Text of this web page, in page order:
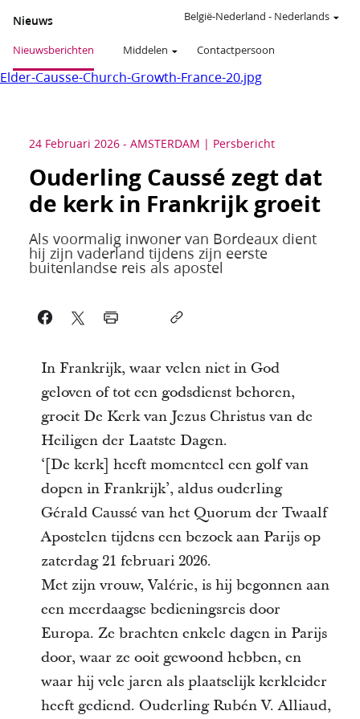
Nieuws
Nieuwsberichten Middelen Contactpersoon
België-Nederland - Nederlands
Elder-Causse-Church-Growth-France-20.jpg
24 Februari 2026 - AMSTERDAM Persbericht
Ouderling Caussé zegt dat
de kerk in Frankrijk groeit
Als voormalig inwoner van Bordeaux dient
hij zijn vaderland tijdens zijn eerste
buitenlandse reis als apostel
In Frankrijk, waar velen niet in God
geloven of tot een godsdienst behoren,
groeit De Kerk van Jezus Christus van de
Heiligen der Laatste Dagen.
‘[De kerk] heeft momenteel een golf van
dopen in Frankrijk’, aldus ouderling
Gérald Caussé van het Quorum der Twaalf
Apostelen tijdens een bezoek aan Parijs op
zaterdag 21 februari 2026.
Met zijn vrouw, Valérie, is hij begonnen aan
een meerdaagse bedieningsreis door
Europa. Ze brachten enkele dagen in Parijs
door, waar ze ooit gewoond hebben, en
waar hij vele jaren als plaatselijk kerkleider
heeft gediend. Ouderling Rubén V. Alliaud,